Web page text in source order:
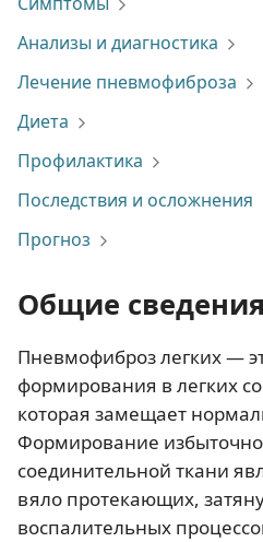
Анализы и диагностика
Лечение пневмофиброза
Диета
Профилактика
Последствия и осложнения
Прогноз
Общие сведения
Пневмофиброз легких —
формирования в легких
которая замещает
Формирование
соединительной ткани
вяло протекающих,
воспалительных